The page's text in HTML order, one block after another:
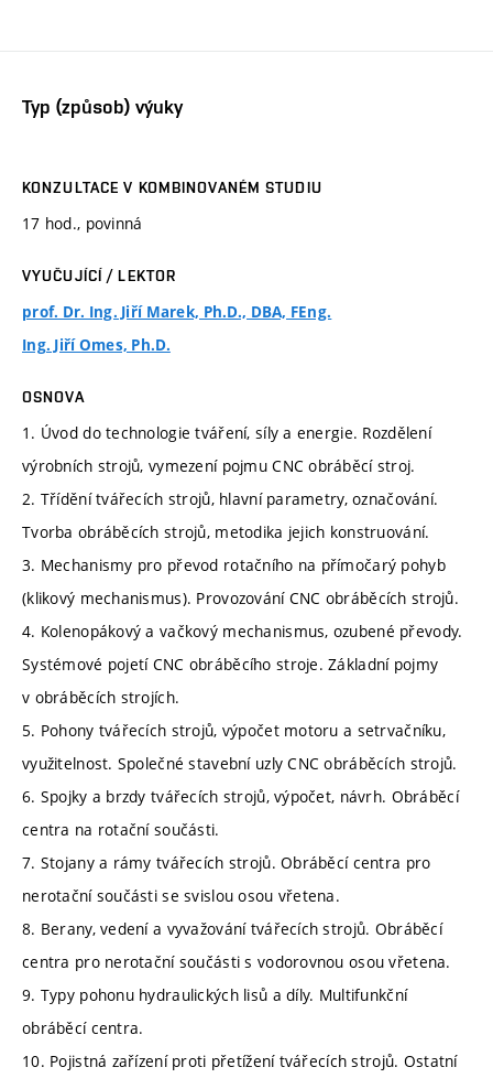
Typ (způsob) výuky
KONZULTACE V KOMBINOVANÉM STUDIU
17 hod., povinná
VYUČUJÍCÍ / LEKTOR
prof. Dr. Ing. Jiří Marek, Ph.D., DBA, FEng.
Ing. Jiří Omes, Ph.D.
OSNOVA
1. Úvod do technologie tváření, síly a energie. Rozdělení
výrobních strojů, vymezení pojmu CNC obráběcí stroj.
2. Třídění tvářecích strojů, hlavní parametry, označování.
Tvorba obráběcích strojů, metodika jejich konstruování.
3. Mechanismy pro převod rotačního na přímočarý pohyb
(klikový mechanismus). Provozování CNC obráběcích strojů.
4. Kolenopákový a vačkový mechanismus, ozubené převody.
Systémové pojetí CNC obráběcího stroje. Základní pojmy
v obráběcích strojích.
5. Pohony tvářecích strojů, výpočet motoru a setrvačníku,
využitelnost. Společné stavební uzly CNC obráběcích strojů.
6. Spojky a brzdy tvářecích strojů, výpočet, návrh. Obráběcí
centra na rotační součásti.
7. Stojany a rámy tvářecích strojů. Obráběcí centra pro
nerotační součásti se svislou osou vřetena.
8. Berany, vedení a vyvažování tvářecích strojů. Obráběcí
centra pro nerotační součásti s vodorovnou osou vřetena.
9. Typy pohonu hydraulických lisů a díly. Multifunkční
obráběcí centra.
10. Pojistná zařízení proti přetížení tvářecích strojů. Ostatní